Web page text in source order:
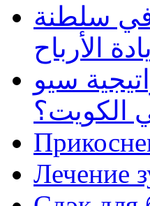
في سلطنة
الأرباح
سيو
الكويت؟
Лечение